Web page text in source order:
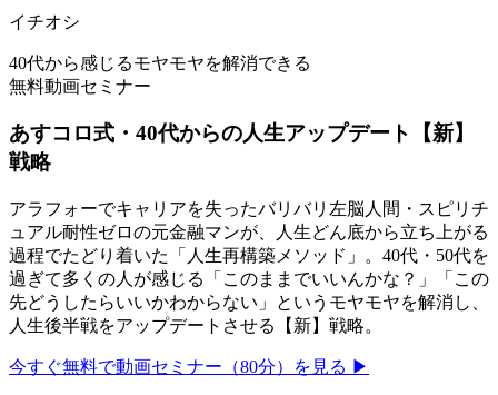
イチオシ
40代から感じるモヤモヤを解消できる
無料動画セミナー
あすコロ式・40代からの人生アップデート【新】
戦略
アラフォーでキャリアを失ったバリバリ左脳人間・スピリチ
ュアル耐性ゼロの元金融マンが、人生どん底から立ち上がる
過程でたどり着いた「人生再構築メソッド」。40代・50代を
過ぎて多くの人が感じる「このままでいいんかな？」「この
先どうしたらいいかわからない」というモヤモヤを解消し、
人生後半戦をアップデートさせる【新】戦略。
今すぐ無料で動画セミナー（80分）を見る ▶